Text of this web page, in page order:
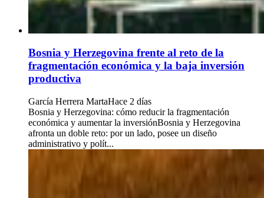
Bosnia y Herzegovina frente al reto de la
fragmentación económica y la baja inversión
productiva
García Herrera MartaHace 2 días
Bosnia y Herzegovina: cómo reducir la fragmentación
económica y aumentar la inversiónBosnia y Herzegovina
afronta un doble reto: por un lado, posee un diseño
administrativo y polít...